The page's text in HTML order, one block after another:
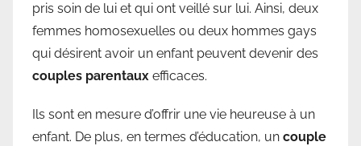
pris soin de lui et qui ont veillé sur lui. Ainsi, deux
femmes homosexuelles ou deux hommes gays
qui désirent avoir un enfant peuvent devenir des
couples parentaux efficaces.
Ils sont en mesure d’offrir une vie heureuse à un
enfant. De plus, en termes d’éducation, un couple